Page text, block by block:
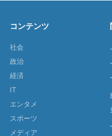
コンテンツ
社会
政治
経済
IT
エンタメ
スポーツ
メディア